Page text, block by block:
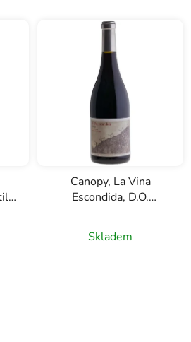
Canopy, La Vina
Escondida, D.O.
0,75l
Skladem